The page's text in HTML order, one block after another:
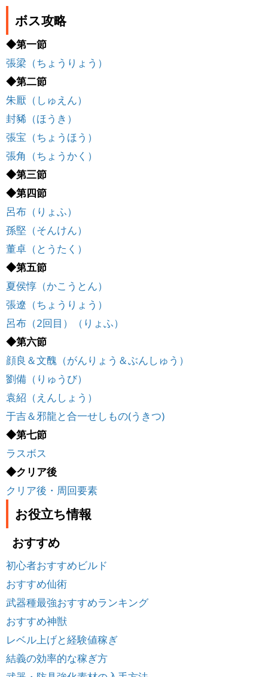
ボス攻略
◆第一節
張梁（ちょうりょう）
◆第二節
朱厭（しゅえん）
封豨（ほうき）
張宝（ちょうほう）
張角（ちょうかく）
◆第三節
◆第四節
呂布（りょふ）
孫堅（そんけん）
董卓（とうたく）
◆第五節
夏侯惇（かこうとん）
張遼（ちょうりょう）
呂布（2回目）（りょふ）
◆第六節
顔良＆文醜（がんりょう＆ぶんしゅう）
劉備（りゅうび）
袁紹（えんしょう）
于吉＆邪龍と合一せしもの(うきつ)
◆第七節
ラスボス
◆クリア後
クリア後・周回要素
お役立ち情報
おすすめ
初心者おすすめビルド
おすすめ仙術
武器種最強おすすめランキング
おすすめ神獣
レベル上げと経験値稼ぎ
結義の効率的な稼ぎ方